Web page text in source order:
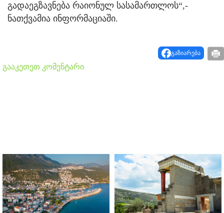
გადაეგზავნება რაიონულ სასამართლოს“,-
ნათქვამია ინფორმაციაში.
გაზიარება
გააკეთეთ კომენტარი